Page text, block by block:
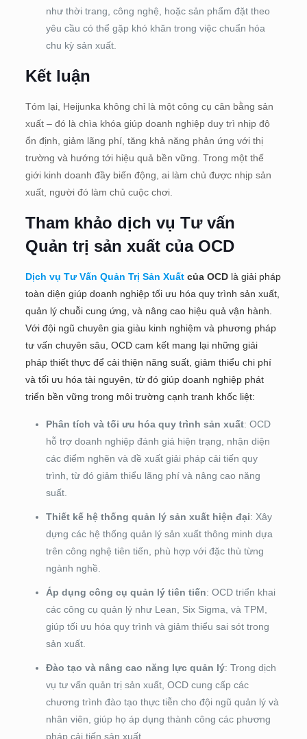
như thời trang, công nghệ, hoặc sản phẩm đặt theo
yêu cầu có thể gặp khó khăn trong việc chuẩn hóa
chu kỳ sản xuất.
Kết luận
Tóm lại, Heijunka không chỉ là một công cụ cân bằng sản
xuất – đó là chìa khóa giúp doanh nghiệp duy trì nhịp độ
ổn định, giảm lãng phí, tăng khả năng phản ứng với thị
trường và hướng tới hiệu quả bền vững. Trong một thế
giới kinh doanh đầy biến động, ai làm chủ được nhịp sản
xuất, người đó làm chủ cuộc chơi.
Tham khảo dịch vụ Tư vấn
Quản trị sản xuất của OCD
Dịch vụ Tư Vấn Quản Trị Sản Xuất của OCDlà giải pháp
toàn diện giúp doanh nghiệp tối ưu hóa quy trình sản xuất,
quản lý chuỗi cung ứng, và nâng cao hiệu quả vận hành.
Với đội ngũ chuyên gia giàu kinh nghiệm và phương pháp
tư vấn chuyên sâu, OCD cam kết mang lại những giải
pháp thiết thực để cải thiện năng suất, giảm thiểu chi phí
và tối ưu hóa tài nguyên, từ đó giúp doanh nghiệp phát
triển bền vững trong môi trường cạnh tranh khốc liệt:
Phân tích và tối ưu hóa quy trình sản xuất: OCD
hỗ trợ doanh nghiệp đánh giá hiện trạng, nhận diện
các điểm nghẽn và đề xuất giải pháp cải tiến quy
trình, từ đó giảm thiểu lãng phí và nâng cao năng
suất.
Thiết kế hệ thống quản lý sản xuất hiện đại: Xây
dựng các hệ thống quản lý sản xuất thông minh dựa
trên công nghệ tiên tiến, phù hợp với đặc thù từng
ngành nghề.
Áp dụng công cụ quản lý tiên tiến: OCD triển khai
các công cụ quản lý như Lean, Six Sigma, và TPM,
giúp tối ưu hóa quy trình và giảm thiểu sai sót trong
sản xuất.
Đào tạo và nâng cao năng lực quản lý: Trong dịch
vụ tư vấn quản trị sản xuất, OCD cung cấp các
chương trình đào tạo thực tiễn cho đội ngũ quản lý và
nhân viên, giúp họ áp dụng thành công các phương
pháp cải tiến sản xuất.